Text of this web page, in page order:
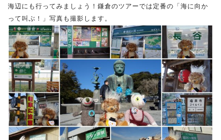
海辺にも行ってみましょう！鎌倉のツアーでは定番の「海に向か
って叫ぶ！」写真も撮影します。